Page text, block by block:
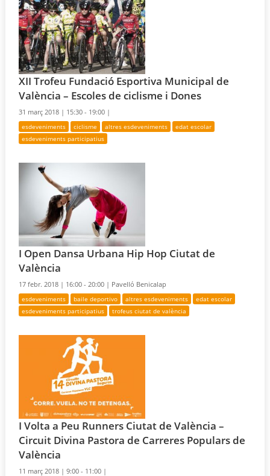
XII Trofeu Fundació Esportiva Municipal de
València – Escoles de ciclisme i Dones
31 març 2018 | 15:30 - 19:00 |
esdeveniments ciclisme altres esdeveniments
edat escolar
esdeveniments participatius
I Open Dansa Urbana Hip Hop Ciutat de
València
17 febr. 2018 | 16:00 - 20:00 | Pavelló Benicalap
esdeveniments baile deportivo altres esdeveniments
edat escolar
esdeveniments participatius
trofeus ciutat de valència
I Volta a Peu Runners Ciutat de València –
Circuit Divina Pastora de Carreres Populars de
València
11 març 2018 |9:00 - 11:00 |